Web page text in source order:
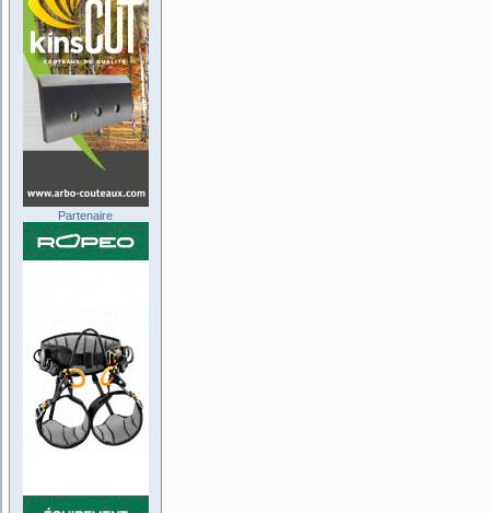
Partenaire